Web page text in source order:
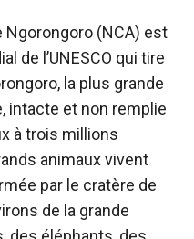
Ngorongoro (NCA) est
de l’UNESCO qui tire
la plus grande
intacte et non remplie
à trois millions
animaux vivent
par le cratère de
de la grande